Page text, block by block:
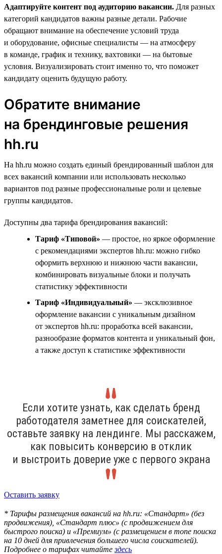
Адаптируйте контент под аудиторию вакансии. Для разных
категорий кандидатов важны разные детали. Рабочие
обращают внимание на обеспечение условий труда
и оборудование, офисные специалисты — на атмосферу
в команде, график и технику, вахтовики — на бытовые
условия. Визуализировать стоит именно то, что поможет
кандидату оценить будущую работу.
Обратите внимание
на брендинговые решения
hh.ru
На hh.ru можно создать единый брендированный шаблон для
всех вакансий компании или использовать несколько
вариантов под разные профессиональные роли и целевые
группы кандидатов.
Доступны два тарифа брендирования вакансий:
Тариф «Типовой» — простое, но яркое оформление
с рекомендациями экспертов hh.ru: можно гибко
оформить верхнюю и нижнюю части вакансии,
комбинировать визуальные блоки и получать
статистику эффективности
Тариф «Индивидуальный» — эксклюзивное
оформление вакансии с уникальным дизайном
от экспертов hh.ru: проработка всей вакансии,
разнообразие форматов контента и уникальный фон,
а также доступ к статистике эффективности
Если хотите узнать, как сделать бренд
работодателя заметнее для соискателей,
оставьте заявку на лендинге. Мы расскажем,
как повысить конверсию в отклик
и выстроить доверие уже с первого экрана
Оставить заявку
* Тарифы размещения вакансий на hh.ru: «Стандарт» (без
продвижения), «Стандарт плюс» (с продвижением для
быстрого поиска) и «Премиум» (с размещением в топе поиска
на 10 дней для привлечения большего числа соискателей).
Подробнее о тарифах читайтездесь